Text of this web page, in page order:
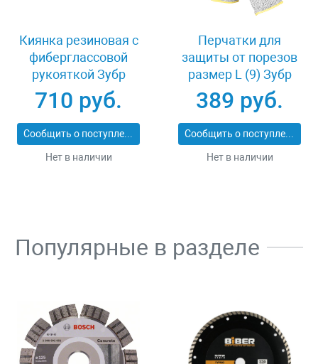
Киянка резиновая с
фиберглассовой
рукояткой Зубр
ПРОФИ 20531-
450_z02
710 руб.
Сообщить о поступлении
Нет в наличии
Перчатки для
защиты от порезов
размер L (9) Зубр
11277-L
389 руб.
Сообщить о поступлении
Нет в наличии
Популярные в разделе